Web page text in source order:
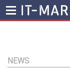
Inhalt
NEWS